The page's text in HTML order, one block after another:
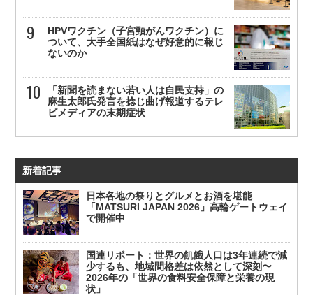
HPVワクチン（子宮頸がんワクチン）に
ついて、大手全国紙はなぜ好意的に報じ
ないのか
「新聞を読まない若い人は自民支持」の
麻生太郎氏発言を捻じ曲げ報道するテレ
ビメディアの末期症状
新着記事
日本各地の祭りとグルメとお酒を堪能
「MATSURI JAPAN 2026」高輪ゲートウェイ
で開催中
国連リポート：世界の飢餓人口は3年連続で減
少するも、地域間格差は依然として深刻〜
2026年の「世界の食料安全保障と栄養の現
状」